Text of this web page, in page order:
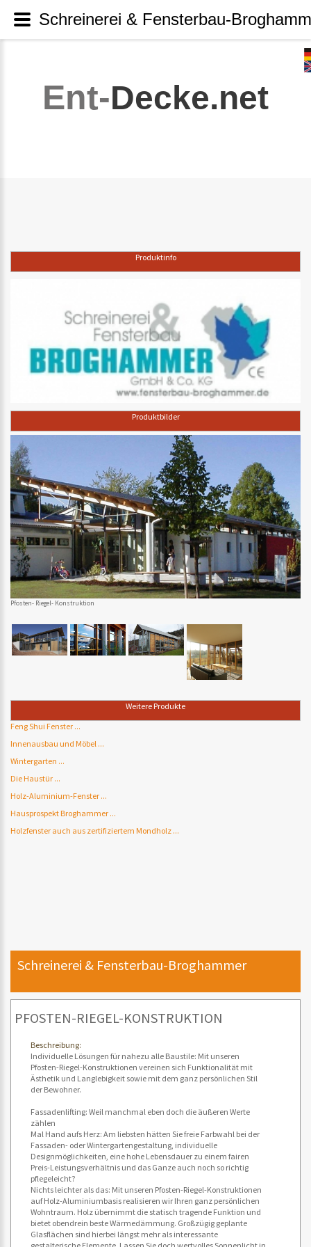
Ent-Decke.net
Produktinfo
Produktbilder
Pfosten- Riegel- Konstruktion
Weitere Produkte
Feng Shui Fenster ...
Innenausbau und Möbel ...
Wintergarten ...
Die Haustür ...
Holz-Aluminium-Fenster ...
Hausprospekt Broghammer ...
Holzfenster auch aus zertifiziertem Mondholz ...
Schreinerei & Fensterbau-Broghammer
PFOSTEN-RIEGEL-KONSTRUKTION
Beschreibung:
Individuelle Lösungen für nahezu alle Baustile: Mit unseren
Pfosten-Riegel-Konstruktionen vereinen sich Funktionalität mit
Ästhetik und Langlebigkeit sowie mit dem ganz persönlichen Stil
der Bewohner.
Fassadenlifting: Weil manchmal eben doch die äußeren Werte
zählen
Mal Hand aufs Herz: Am liebsten hätten Sie freie Farbwahl bei der
Fassaden- oder Wintergartengestaltung, individuelle
Designmöglichkeiten, eine hohe Lebensdauer zu einem fairen
Preis-Leistungsverhältnis und das Ganze auch noch so richtig
pflegeleicht?
Nichts leichter als das: Mit unseren Pfosten-Riegel-Konstruktionen
auf Holz-Aluminiumbasis realisieren wir Ihren ganz persönlichen
Wohntraum. Holz übernimmt die statisch tragende Funktion und
bietet obendrein beste Wärmedämmung. Großzügig geplante
Glasflächen sind hierbei längst mehr als interessante
Schreinerei & Fensterbau-